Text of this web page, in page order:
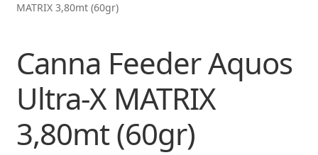
MATRIX 3,80mt (60gr)
Canna Feeder Aquos
Ultra-X MATRIX
3,80mt (60gr)